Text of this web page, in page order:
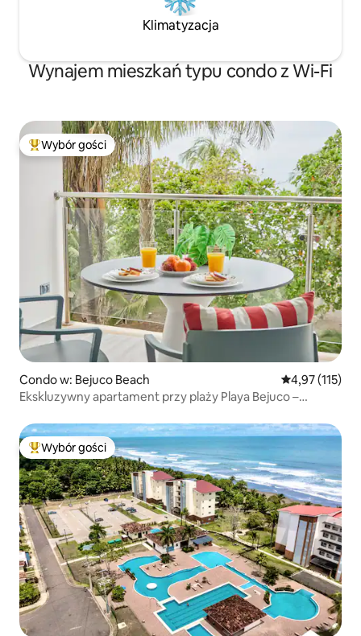
Klimatyzacja
Wynajem mieszkań typu condo z Wi-Fi
Najpopularniejsze z kategorii Wybór gości
Wybór gości
Condo w: Bejuco Beach Średnia
4,97 (115)
Ekskluzywny apartament przy plaży Playa Bejuco –
Najpopularniejsze z kategorii Wybór gości
Wybór gości